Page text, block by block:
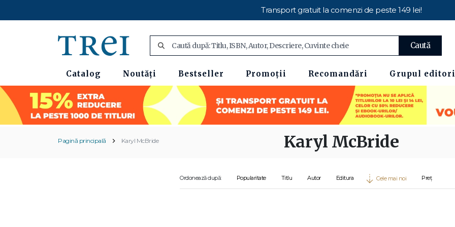
Transport gratuit la comenzi de peste 149 lei!
Caută
Catalog Noutăți Bestseller Promoții Recomandări Grupul
Pagină principală Karyl McBride Karyl McBride
Ordonează după: Popularitate Titlu Autor Editura Cele mai noi Preț